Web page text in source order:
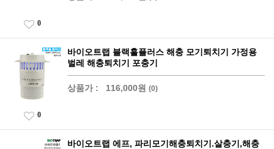
0
바이오트랩 블랙홀플러스 해충 모기퇴치기 가정용
벌레 해충퇴치기 포충기
상품가 : 116,000원 (0)
0
바이오트랩 에프, 파리모기해충퇴치기.살충기,해충